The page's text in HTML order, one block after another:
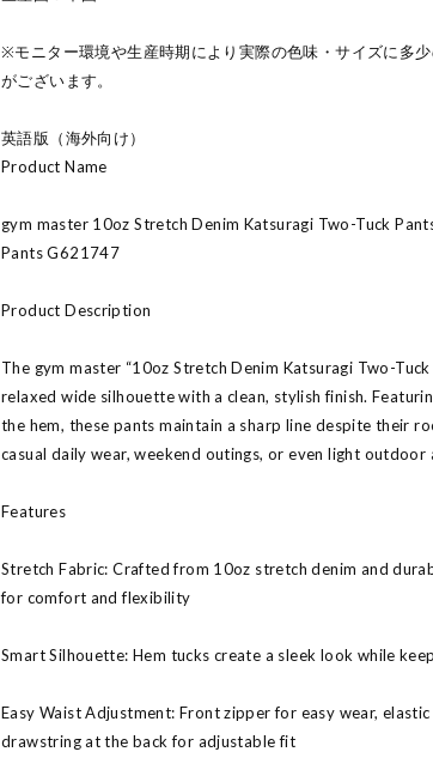
※モニター環境や生産時期により実際の色味・サイズに多
がございます。
英語版（海外向け）
Product Name
gym master 10oz Stretch Denim Katsuragi Two-Tuck
Pants G621747
Product Description
The gym master “10oz Stretch Denim Katsuragi Two-Tuck
relaxed wide silhouette with a clean, stylish finish.
the hem, these pants maintain a sharp line despite their
casual daily wear, weekend outings, or even light outdoor
Features
Stretch Fabric: Crafted from 10oz stretch denim and
for comfort and flexibility
Smart Silhouette: Hem tucks create a sleek look while
Easy Waist Adjustment: Front zipper for easy wear,
drawstring at the back for adjustable fit